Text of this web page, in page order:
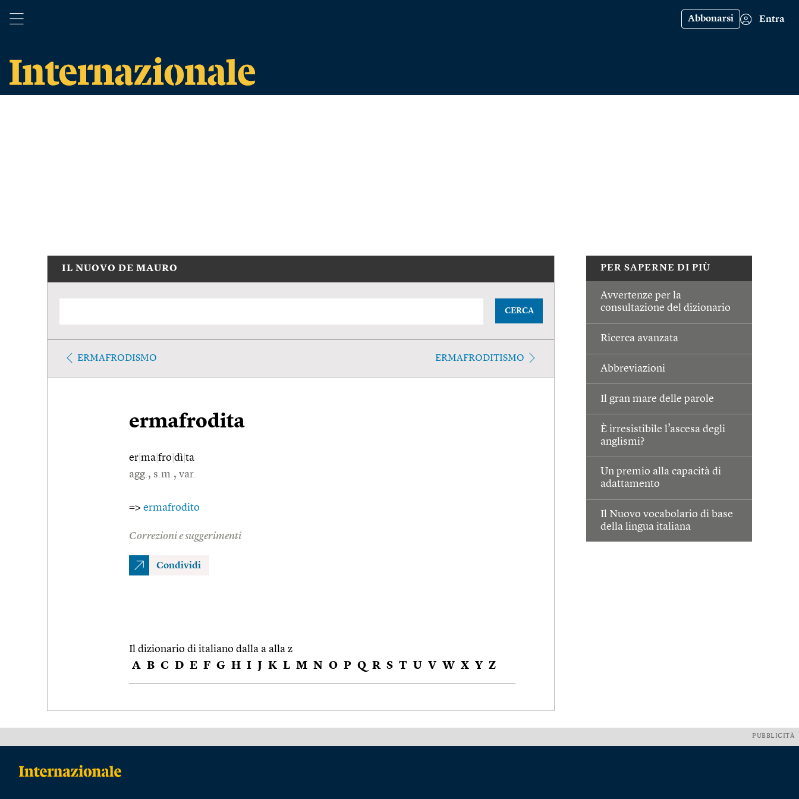
Abbonarsi Entra
PER SAPERNE DI PIÙ
Avvertenze per la
consultazione del dizionario
Ricerca avanzata
Abbreviazioni
Il gran mare delle parole
È irresistibile l’ascesa degli
anglismi?
Un premio alla capacità di
adattamento
Il Nuovo vocabolario di base
della lingua italiana
IL NUOVO DE MAURO
CERCA
ERMAFRODISMO ERMAFRODITISMO
ermafrodita
er ma fro dì ta
agg., s.m., var.
=> ermafrodito
Correzioni e suggerimenti
Condividi
Il dizionario di italiano dalla a alla z
A B C D E F G H I J K L M N O P Q R S T U V W X Y Z
PUBBLICITÀ